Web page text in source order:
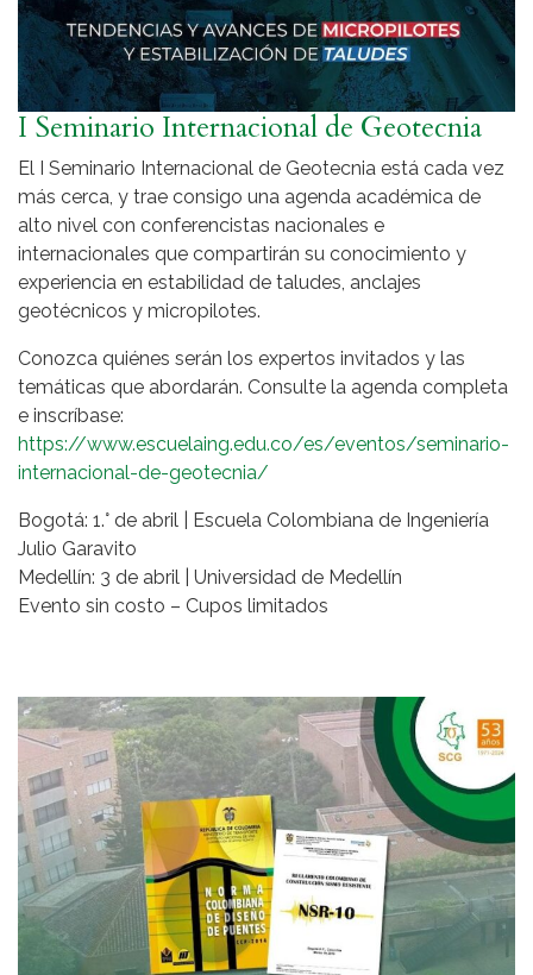
I Seminario Internacional de Geotecnia
El I Seminario Internacional de Geotecnia está cada vez
más cerca, y trae consigo una agenda académica de
alto nivel con conferencistas nacionales e
internacionales que compartirán su conocimiento y
experiencia en estabilidad de taludes, anclajes
geotécnicos y micropilotes.
Conozca quiénes serán los expertos invitados y las
temáticas que abordarán. Consulte la agenda completa
e inscríbase:
https://www.escuelaing.edu.co/es/eventos/seminario-
internacional-de-geotecnia/
Bogotá: 1.° de abril | Escuela Colombiana de Ingeniería
Julio Garavito
Medellín: 3 de abril | Universidad de Medellín
Evento sin costo – Cupos limitados